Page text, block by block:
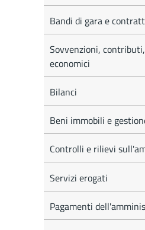
Bandi di gara e
Sovvenzioni,
economici
Bilanci
Beni immobili e
Controlli e rilievi
Servizi erogati
Pagamenti